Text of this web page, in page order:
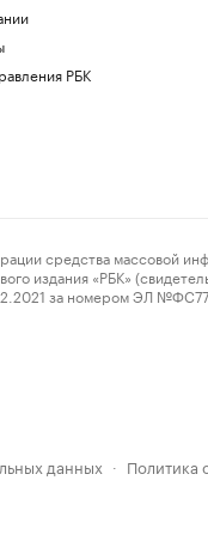
РБК
средства массовой
издания «РБК»
за номером ЭЛ
данных · Политика